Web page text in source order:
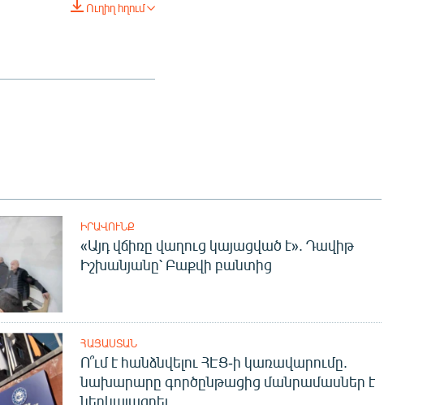
ՏԱՐԱԾԵԼ
Ուղիղ հղում
ԻՐԱՎՈՒՆՔ
«Այդ վճիռը վաղուց կայացված է». Դավիթ
Իշխանյանը՝ Բաքվի բանտից
ՀԱՅԱՍՏԱՆ
Ո՞ւմ է հանձնվելու ՀԷՑ-ի կառավարումը.
նախարարը գործընթացից մանրամասներ է
ներկայացրել